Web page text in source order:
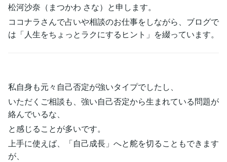
松河沙奈（まつかわ さな）と申します。
ココナラさんで占いや相談のお仕事をしながら、ブログで
は「人生をちょっとラクにするヒント」を綴っています。
私自身も元々自己否定が強いタイプでしたし、
いただくご相談も、強い自己否定から生まれている問題が
絡んでいるな、
と感じることが多いです。
上手に使えば、「自己成長」へと舵を切ることもできます
が、